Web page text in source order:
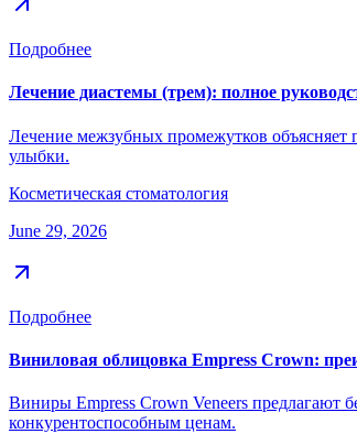
Подробнее
Лечение диастемы (трем): полное
Лечение межзубных промежутков объясняет
улыбки.
Косметическая стоматология
June 29, 2026
Подробнее
Виниловая облицовка Empress Crown:
Виниры Empress Crown Veneers предлагают
конкурентоспособным ценам.